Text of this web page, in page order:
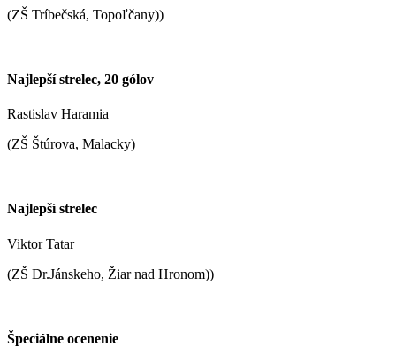
(ZŠ Tríbečská, Topoľčany))
Najlepší strelec, 20 gólov
Rastislav Haramia
(ZŠ Štúrova, Malacky)
Najlepší strelec
Viktor Tatar
(ZŠ Dr.Jánskeho, Žiar nad Hronom))
Špeciálne ocenenie